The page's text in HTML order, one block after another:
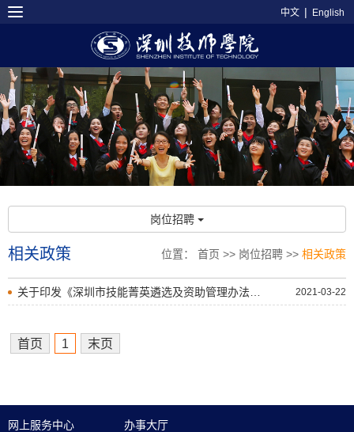
中文 | English
岗位招聘
相关政策 位置： 首页 >> 岗位招聘 >> 相关政策
2021-03-22
首页 1 末页
网上服务中心
办事大厅